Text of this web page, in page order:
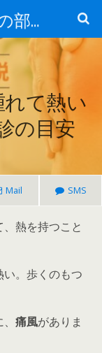
膝の整形外科医-学びの部屋-
て熱い
の目安
Mail SMS
熱を持つこと
。歩くのもつ
痛風がありま